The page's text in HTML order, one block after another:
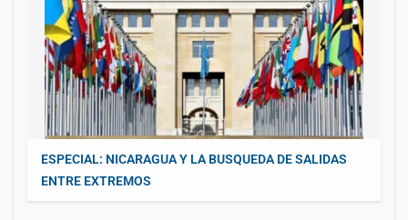
ESPECIAL: NICARAGUA Y LA BUSQUEDA DE SALIDAS
ENTRE EXTREMOS